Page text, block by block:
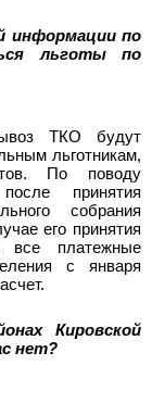
информации по
льготы по
ТКО будут
льготникам,
По поводу
принятия
собрания
его принятия
все платежные
с января
Кировской
нет?